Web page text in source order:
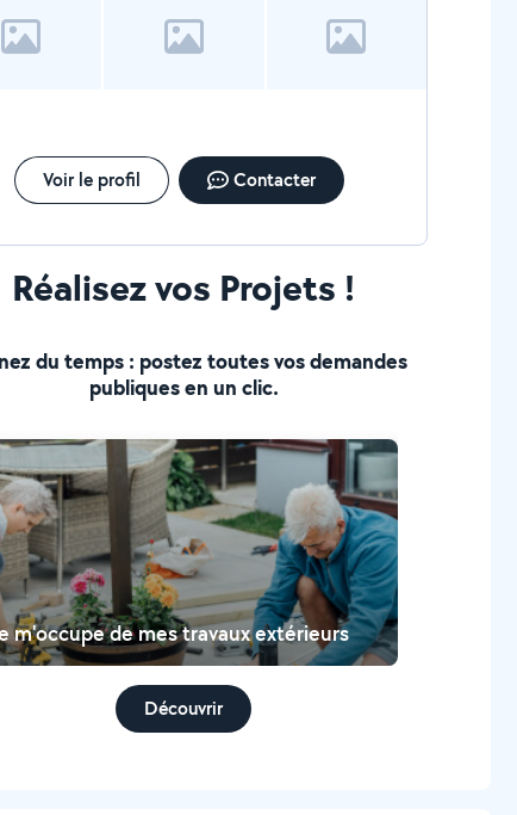
Voir le profil Contacter
Réalisez vos Projets !
du temps : postez toutes vos demandes
publiques en un clic.
m'occupe de mes travaux extérieurs
Découvrir